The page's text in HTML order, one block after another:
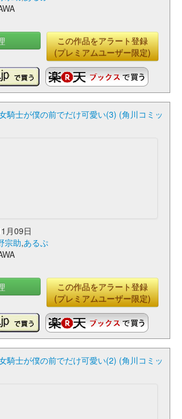
この作品をアラート登録
(プレミアムユーザー限定)
騎士が僕の前でだけ可愛い(3) (角川コミッ
月09日
宗助,あるぷ
この作品をアラート登録
(プレミアムユーザー限定)
騎士が僕の前でだけ可愛い(2) (角川コミッ